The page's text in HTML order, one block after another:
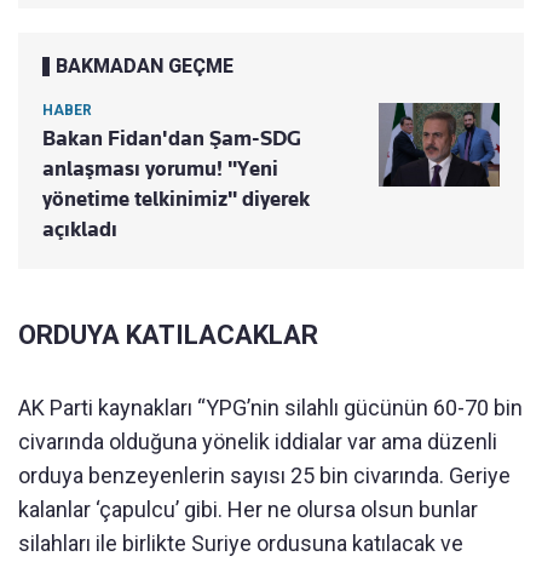
BAKMADAN GEÇME
HABER
Bakan Fidan'dan Şam-SDG
anlaşması yorumu! "Yeni
yönetime telkinimiz" diyerek
açıkladı
ORDUYA KATILACAKLAR
AK Parti kaynakları “YPG’nin silahlı gücünün 60-70 bin
civarında olduğuna yönelik iddialar var ama düzenli
orduya benzeyenlerin sayısı 25 bin civarında. Geriye
kalanlar ‘çapulcu’ gibi. Her ne olursa olsun bunlar
silahları ile birlikte Suriye ordusuna katılacak ve